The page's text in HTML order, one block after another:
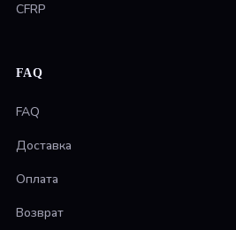
CFRP
FAQ
FAQ
Доставка
Оплата
Возврат